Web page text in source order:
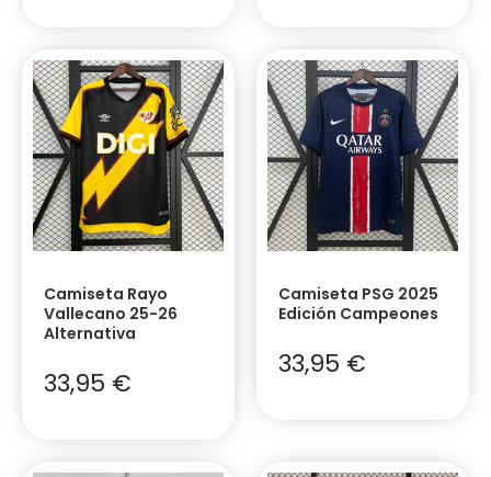
Camiseta Rayo
Vallecano 25-26
Alternativa
33,95 €
Camiseta PSG 2025
Edición Campeones
33,95 €